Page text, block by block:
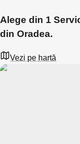
Alege din 1
din Oradea.
Vezi pe hartă